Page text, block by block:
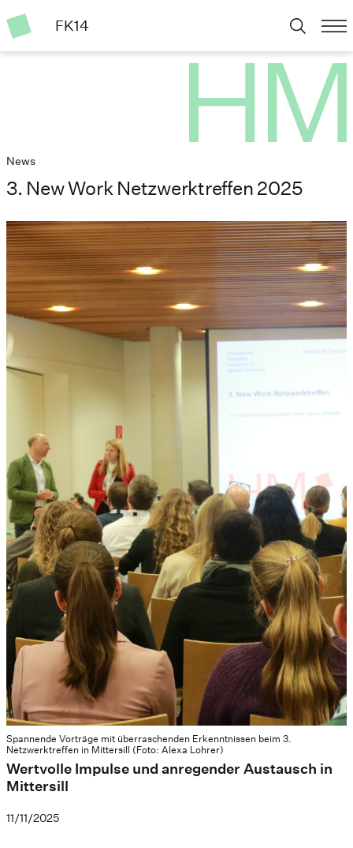
FK14
News
3. New Work Netzwerktreffen 2025
Spannende Vorträge mit überraschenden Erkenntnissen beim 3.
Netzwerktreffen in Mittersill (Foto: Alexa Lohrer)
Wertvolle Impulse und anregender Austausch in
Mittersill
11/11/2025